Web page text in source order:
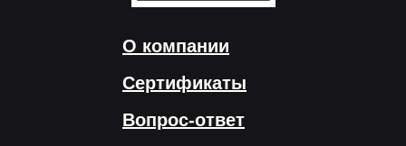
Вопрос-ответ
Сертификаты
О компании